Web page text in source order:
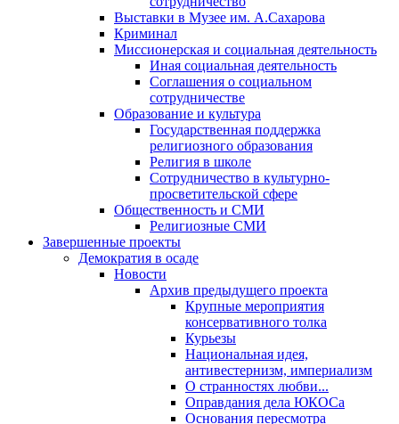
Выставки в Музее им. А.Сахарова
Криминал
Миссионерская и социальная деятельность
Иная социальная деятельность
Соглашения о социальном
сотрудничестве
Образование и культура
Государственная поддержка
религиозного образования
Религия в школе
Сотрудничество в культурно-
просветительской сфере
Общественность и СМИ
Религиозные СМИ
Завершенные проекты
Демократия в осаде
Новости
Архив предыдущего проекта
Крупные мероприятия
консервативного толка
Курьезы
Национальная идея,
антивестернизм, империализм
О странностях любви...
Оправдания дела ЮКОСа
Основания пересмотра